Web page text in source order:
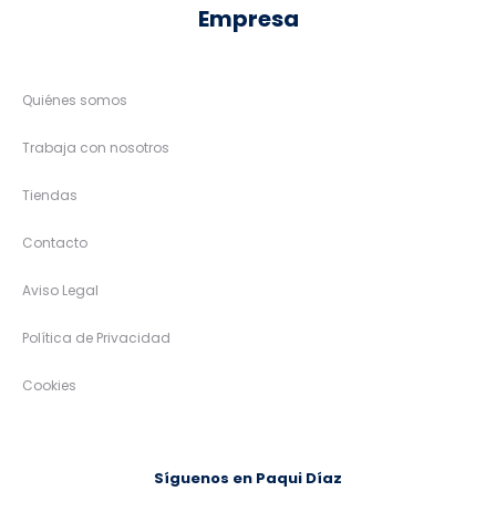
Empresa
Quiénes somos
Trabaja con nosotros
Tiendas
Contacto
Aviso Legal
Política de Privacidad
Cookies
Síguenos en Paqui Díaz